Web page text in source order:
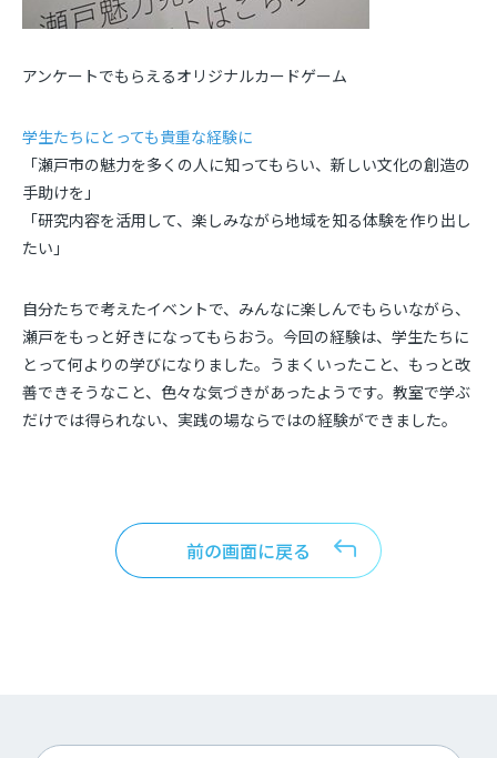
アンケートでもらえるオリジナルカードゲーム
学生たちにとっても貴重な経験に
「瀬戸市の魅力を多くの人に知ってもらい、新しい文化の創造の
手助けを」
「研究内容を活用して、楽しみながら地域を知る体験を作り出し
たい」
自分たちで考えたイベントで、みんなに楽しんでもらいながら、
瀬戸をもっと好きになってもらおう。今回の経験は、学生たちに
とって何よりの学びになりました。うまくいったこと、もっと改
善できそうなこと、色々な気づきがあったようです。教室で学ぶ
だけでは得られない、実践の場ならではの経験ができました。
前の画面に戻る